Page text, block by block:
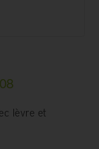
lèvre et